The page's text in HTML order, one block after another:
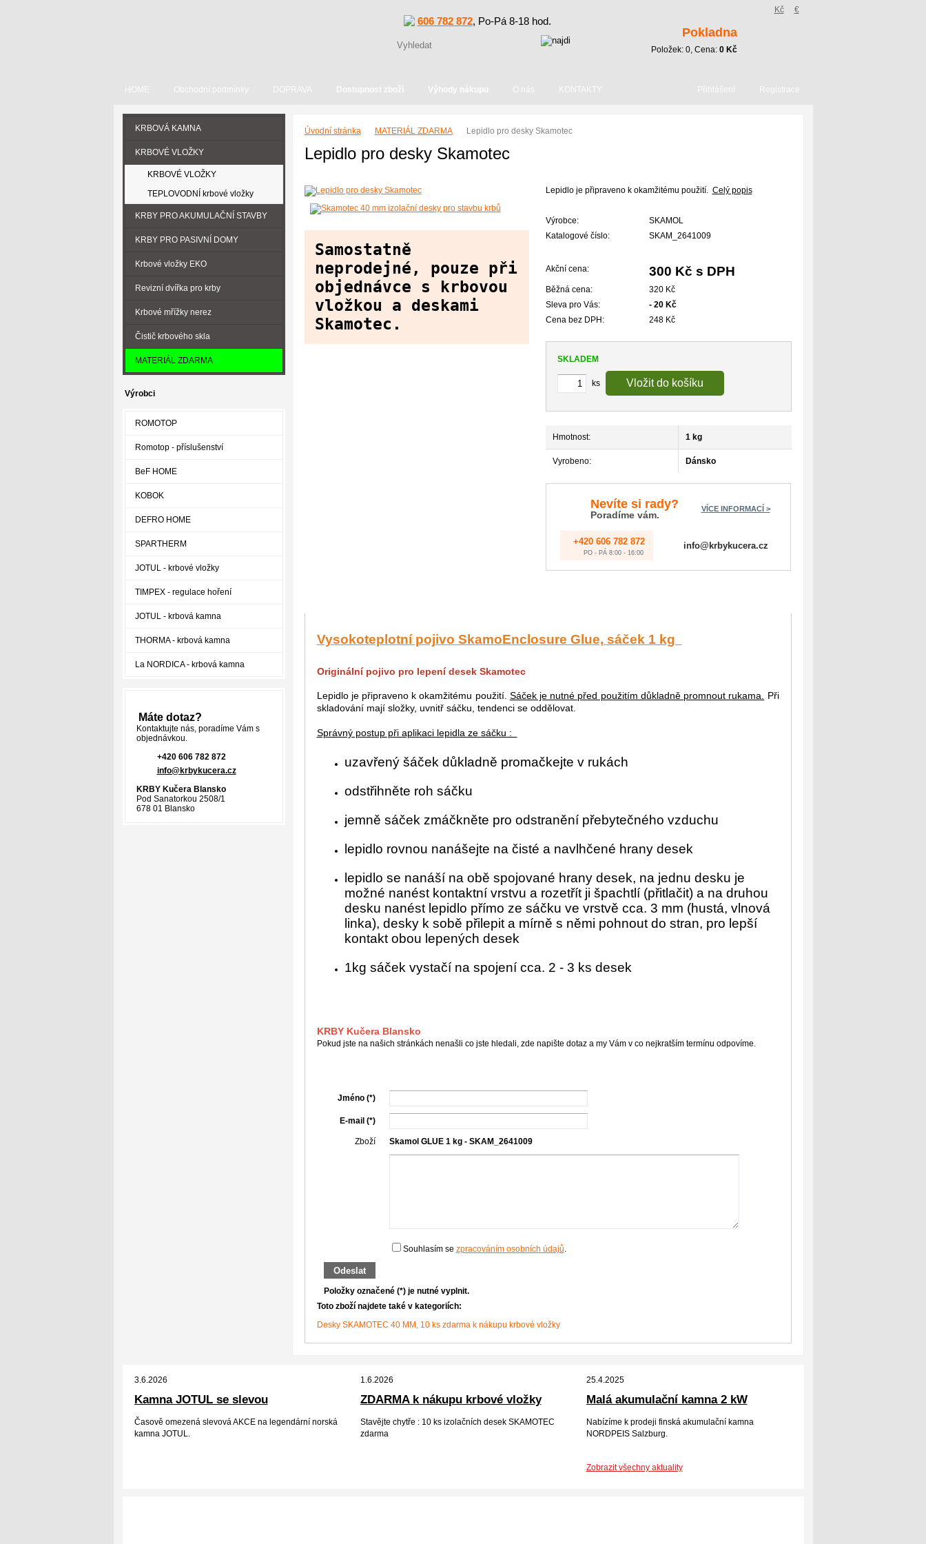
Pokladna
Položek: 0, Cena: 0Kč
HOME Obchodní podmínky DOPRAVA Dostupnost zboží Výhody nákupu O nás KONTAKTY Přihlášení Registrace
606 782 872, Po-Pá 8-18 hod.
Kč €
Úvodní stránka MATERIÁL ZDARMA Lepidlo pro desky Skamotec
Lepidlo pro desky Skamotec
Samostatně
neprodejné, pouze při
objednávce s krbovou
vložkou a deskami
Skamotec.
Lepidlo je připraveno k okamžitému použití. Celý popis
Výrobce:
SKAMOL
Katalogové číslo:
SKAM_2641009
Akční cena: 300 Kč s DPH
Běžná cena:
320 Kč
Sleva pro Vás:
- 20 Kč
Cena bez DPH:
248 Kč
SKLADEM
ks Vložit do košíku
Hmotnost: 1 kg
Vyrobeno: Dánsko
Nevíte si rady?
Poradíme vám.
VÍCE INFORMACÍ >
+420 606 782 872
PO - PÁ 8:00 - 16:00
info@krbykucera.cz
Vysokoteplotní pojivo SkamoEnclosure Glue, sáček 1 kg
Originální pojivo pro lepení desek Skamotec
Lepidlo je připraveno k okamžitému použití. Sáček je nutné před použitím důkladně promnout rukama.
Při
skladování mají složky, uvnitř sáčku, tendenci se oddělovat.
Správný postup při aplikaci lepidla ze sáčku :
uzavřený šáček důkladně promačkejte v rukách
odstřihněte roh sáčku
jemně sáček zmáčkněte pro odstranění přebytečného vzduchu
lepidlo rovnou nanášejte na čisté a navlhčené hrany desek
lepidlo se nanáší na obě spojované hrany desek, na jednu desku je
možné nanést kontaktní vrstvu a rozetřít ji špachtlí (přitlačit) a na druhou
desku nanést lepidlo přímo ze sáčku ve vrstvě cca. 3 mm (hustá, vlnová
linka), desky k sobě přilepit a mírně s němi pohnout do stran, pro lepší
kontakt obou lepených desek
1kg sáček vystačí na spojení cca. 2 - 3 ks desek
KRBY Kučera Blansko
Pokud jste na našich stránkách nenašli co jste hledali, zde napište dotaz a my Vám v co nejkratším termínu odpovíme.
Jméno (*)
E-mail (*)
Zboží Skamol GLUE 1 kg - SKAM_2641009
Souhlasím se zpracováním osobních údajů
Odeslat
Položky označené (*) je nutné vyplnit.
Toto zboží najdete také v kategoriích:
Desky SKAMOTEC 40 MM, 10 ks zdarma k nákupu krbové vložky
KRBOVÁ KAMNA
KRBOVÉ VLOŽKY
KRBOVÉ VLOŽKY
TEPLOVODNÍ krbové vložky
KRBY PRO AKUMULAČNÍ STAVBY
KRBY PRO PASIVNÍ DOMY
Krbové vložky EKO
Revizní dvířka pro krby
Krbové mřížky nerez
Čistič krbového skla
MATERIÁL ZDARMA
Výrobci
ROMOTOP
Romotop - příslušenství
BeF HOME
KOBOK
DEFRO HOME
SPARTHERM
JOTUL - krbové vložky
TIMPEX - regulace hoření
JOTUL - krbová kamna
THORMA - krbová kamna
La NORDICA - krbová kamna
Máte dotaz?
Kontaktujte nás, poradíme Vám s
objednávkou.
+420 606 782 872
info@krbykucera.cz
KRBY Kučera Blansko
Pod Sanatorkou 2508/1
678 01 Blansko
3.6.2026
Kamna JOTUL se slevou
Časově omezená slevová AKCE na legendární norská
kamna JOTUL.
1.6.2026
ZDARMA k nákupu krbové vložky
Stavějte chytře : 10 ks izolačních desek SKAMOTEC
zdarma
25.4.2025
Malá akumulační kamna 2 kW
Nabízíme k prodeji finská akumulační kamna
NORDPEIS Salzburg.
Zobrazit všechny aktuality